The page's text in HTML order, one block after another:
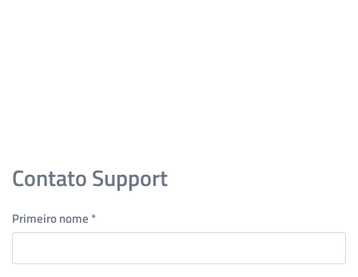
Contato Support
Primeiro nome *